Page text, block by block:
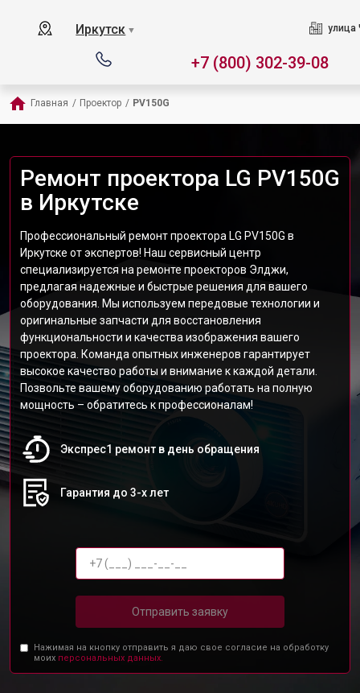
Иркутск ▼ улица
+7 (800) 302-39-08
Главная / Проектор / PV150G
Ремонт проектора LG PV150G
в Иркутске
Профессиональный ремонт проектора LG PV150G в
Иркутске от экспертов! Наш сервисный центр
специализируется на ремонте проекторов Элджи,
предлагая надежные и быстрые решения для вашего
оборудования. Мы используем передовые технологии и
оригинальные запчасти для восстановления
функциональности и качества изображения вашего
проектора. Команда опытных инженеров гарантирует
высокое качество работы и внимание к каждой детали.
Позвольте вашему оборудованию работать на полную
мощность – обратитесь к профессионалам!
Экспрес1 ремонт в день обращения
Гарантия до 3-х лет
Отправить заявку
Нажимая на кнопку отправить я даю свое согласие на обработку
моих персональных данных.